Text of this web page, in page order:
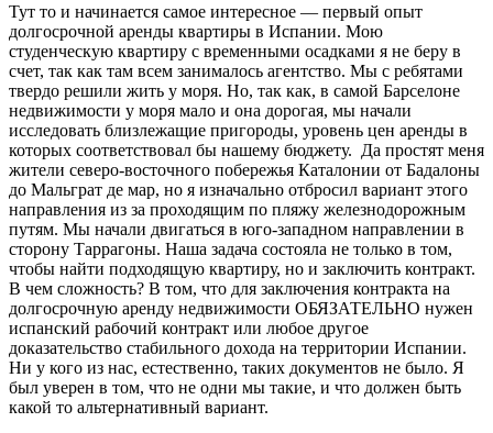
Тут то и начинается самое интересное — первый опыт
долгосрочной аренды квартиры в Испании. Мою
студенческую квартиру с временными осадками я не беру в
счет, так как там всем занималось агентство. Мы с ребятами
твердо решили жить у моря. Но, так как, в самой Барселоне
недвижимости у моря мало и она дорогая, мы начали
исследовать близлежащие пригороды, уровень цен аренды в
которых соответствовал бы нашему бюджету. Да простят меня
жители северо-восточного побережья Каталонии от Бадалоны
до Мальграт де мар, но я изначально отбросил вариант этого
направления из за проходящим по пляжу железнодорожным
путям. Мы начали двигаться в юго-западном направлении в
сторону Таррагоны. Наша задача состояла не только в том,
чтобы найти подходящую квартиру, но и заключить контракт.
В чем сложность? В том, что для заключения контракта на
долгосрочную аренду недвижимости ОБЯЗАТЕЛЬНО нужен
испанский рабочий контракт или любое другое
доказательство стабильного дохода на территории Испании.
Ни у кого из нас, естественно, таких документов не было. Я
был уверен в том, что не одни мы такие, и что должен быть
какой то альтернативный вариант.